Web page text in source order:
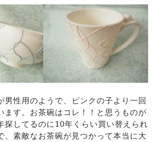
男性用のようで、ピンクの子より一回
ます。お茶碗はコレ！！と思うものが
探してるのに10年くらい買い替えられ
、素敵なお茶碗が見つかって本当に大